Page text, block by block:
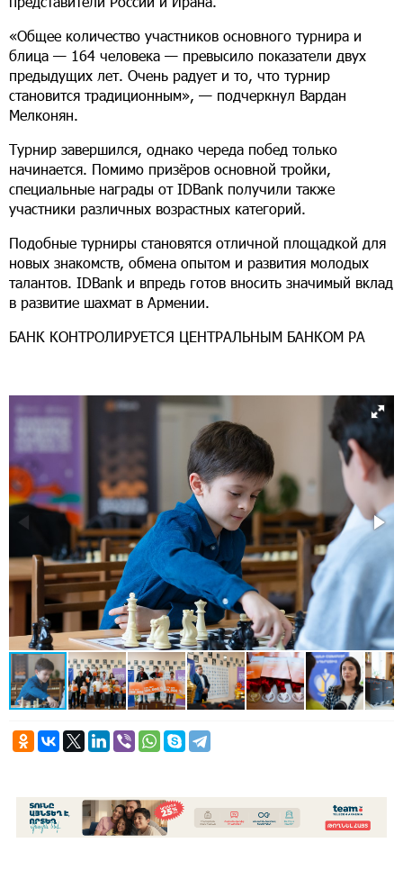
«Общее количество участников основного турнира и
блица — 164 человека — превысило показатели двух
предыдущих лет. Очень радует и то, что турнир
становится традиционным», — подчеркнул Вардан
Мелконян.
Турнир завершился, однако череда побед только
начинается. Помимо призёров основной тройки,
специальные награды от IDBank получили также
участники различных возрастных категорий.
Подобные турниры становятся отличной площадкой для
новых знакомств, обмена опытом и развития молодых
талантов. IDBank и впредь готов вносить значимый вклад
в развитие шахмат в Армении.
БАНК КОНТРОЛИРУЕТСЯ ЦЕНТРАЛЬНЫМ БАНКОМ РА